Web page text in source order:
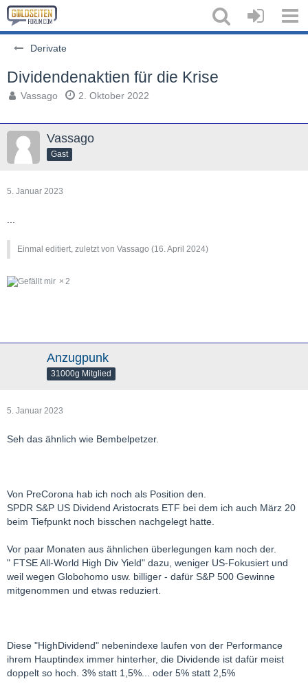
Derivate
Dividendenaktien für die Krise
Vassago 2. Oktober 2022
Vassago
Gast
5. Januar 2023
Einmal editiert, zuletzt von Vassago (16. April 2024)
2
Anzugpunk
31000g Mitglied
5. Januar 2023
Seh das ähnlich wie Bembelpetzer.
Von PreCorona hab ich noch als Position den.
SPDR S&P US Dividend Aristocrats ETF bei dem ich auch März 20
beim Tiefpunkt noch bisschen nachgelegt hatte.
Vor paar Monaten aus ähnlichen überlegungen kam noch der.
" FTSE All-World High Div Yield" dazu, weniger US-Fokusiert und
weil wegen Globohomo usw. billiger - dafür S&P 500 Gewinne
mitgenommen und etwas reduziert.
Diese "HighDividend" nebenindexe laufen von der Performance
ihrem Hauptindex immer hinterher, die Dividende ist dafür meist
doppelt so hoch. 3% statt 1,5%... oder 5% statt 2,5%